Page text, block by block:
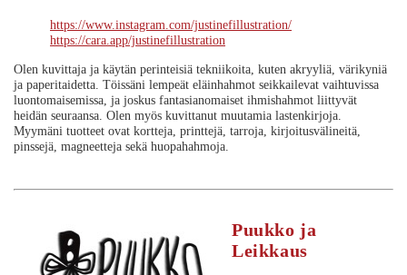
https://www.instagram.com/justinefillustration/
https://cara.app/justinefillustration
Olen kuvittaja ja käytän perinteisiä tekniikoita, kuten akryyliä, värikyniä
ja paperitaidetta. Töissäni lempeät eläinhahmot seikkailevat vaihtuvissa
luontomaisemissa, ja joskus fantasianomaiset ihmishahmot liittyvät
heidän seuraansa. Olen myös kuvittanut muutamia lastenkirjoja.
Myymäni tuotteet ovat kortteja, printtejä, tarroja, kirjoitusvälineitä,
pinssejä, magneetteja sekä huopahahmoja.
Puukko ja
Leikkaus